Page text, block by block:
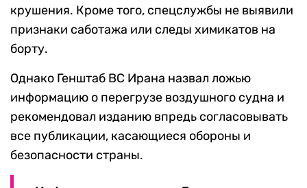
крушения. Кроме того, спецслужбы не выявили
признаки саботажа или следы химикатов на
борту.
Однако Генштаб ВС Ирана назвал ложью
информацию о перегрузе воздушного судна и
рекомендовал изданию впредь согласовывать
все публикации, касающиеся обороны и
безопасности страны.